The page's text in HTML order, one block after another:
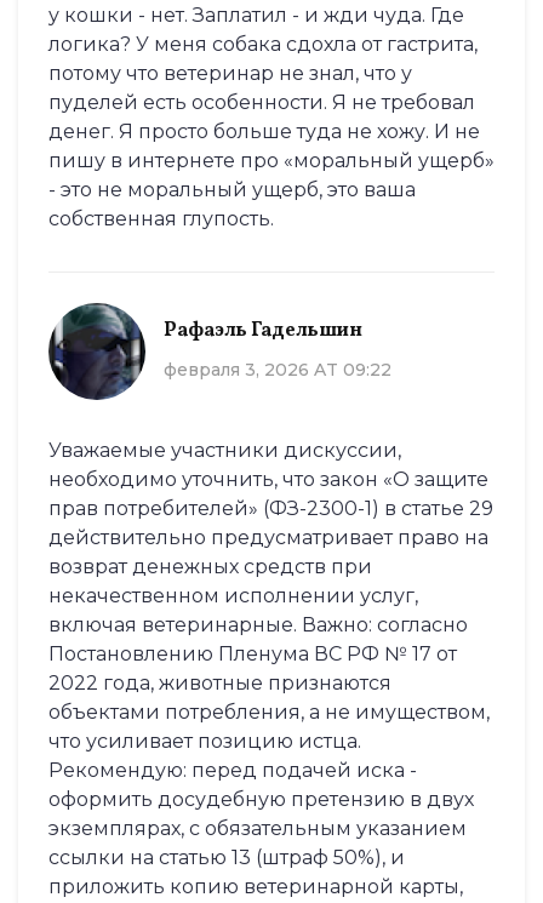
у кошки - нет. Заплатил - и жди чуда. Где
логика? У меня собака сдохла от гастрита,
потому что ветеринар не знал, что у
пуделей есть особенности. Я не требовал
денег. Я просто больше туда не хожу. И не
пишу в интернете про «моральный ущерб»
- это не моральный ущерб, это ваша
собственная глупость.
Рафаэль Гадельшин
февраля 3, 2026 AT 09:22
Уважаемые участники дискуссии,
необходимо уточнить, что закон «О защите
прав потребителей» (ФЗ-2300-1) в статье 29
действительно предусматривает право на
возврат денежных средств при
некачественном исполнении услуг,
включая ветеринарные. Важно: согласно
Постановлению Пленума ВС РФ № 17 от
2022 года, животные признаются
объектами потребления, а не имуществом,
что усиливает позицию истца.
Рекомендую: перед подачей иска -
оформить досудебную претензию в двух
экземплярах, с обязательным указанием
ссылки на статью 13 (штраф 50%), и
приложить копию ветеринарной карты,